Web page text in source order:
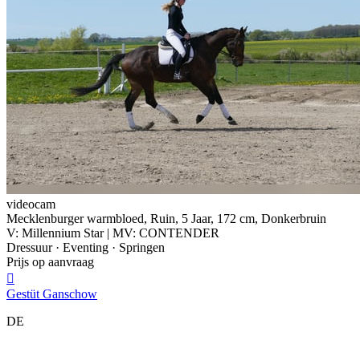
videocam
Mecklenburger warmbloed, Ruin, 5 Jaar, 172 cm, Donkerbruin
V: Millennium Star | MV: CONTENDER
Dressuur · Eventing · Springen
Prijs op aanvraag

Gestüt Ganschow
DE